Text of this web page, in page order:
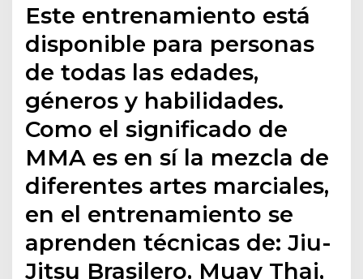
Este entrenamiento está
disponible para personas
de todas las edades,
géneros y habilidades.
Como el significado de
MMA es en sí la mezcla de
diferentes artes marciales,
en el entrenamiento se
aprenden técnicas de: Jiu-
Jitsu Brasilero, Muay Thai,